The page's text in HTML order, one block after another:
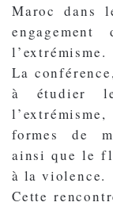
Maroc dans
l’extrémisme.
La
à étudier
formes de
ainsi que le
à la violence.
Cette